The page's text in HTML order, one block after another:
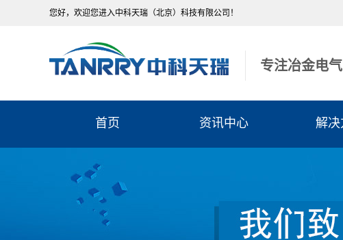
您好，欢迎您进入中科天瑞（北京）科技有限公司！
专注冶金电
首页 资讯中心 解决